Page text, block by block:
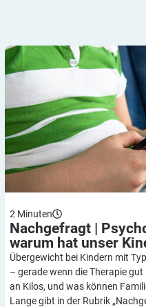
Nachgefragt | Psychologie:
2 Minuten
Nachgefragt |
warum hat unser
Übergewicht bei Kindern mit
– gerade wenn die Therapie
an Kilos, und was können
Lange gibt in der Rubrik